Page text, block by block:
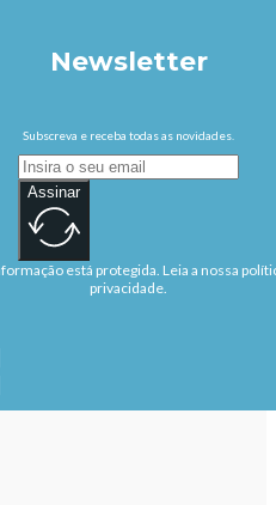
Newsletter
Subscreva e receba todas as novidades.
Assinar
está protegida. Leia a nossa
privacidade.